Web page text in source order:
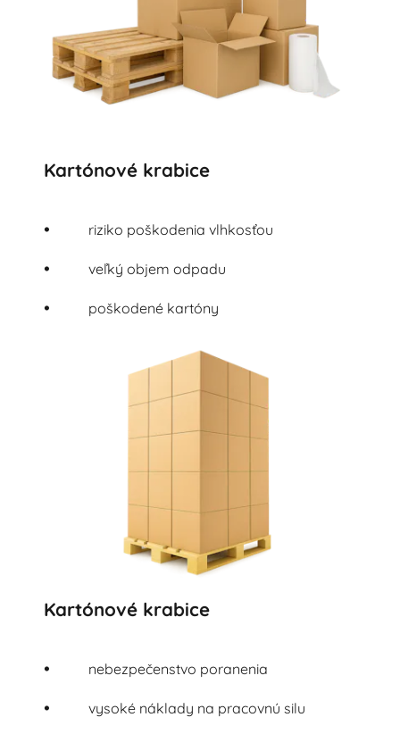
Kartónové krabice
riziko poškodenia vlhkosťou
veľký objem odpadu
poškodené kartóny
Kartónové krabice
nebezpečenstvo poranenia
vysoké náklady na pracovnú silu